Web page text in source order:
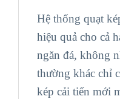
Hệ thống quạt
hiệu quả cho cả
ngăn đá, không
thường khác chỉ
kép cải tiến mới